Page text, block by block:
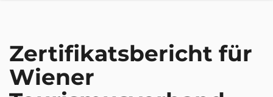
Zertifikatsbericht für
Wiener